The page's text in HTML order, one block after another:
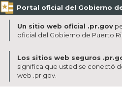
Portal oficial del Gobierno
Un sitio web oficial .pr.gov
oficial del Gobierno de Puerto
Los sitios web seguros
significa que usted se conectó
web .pr.gov.